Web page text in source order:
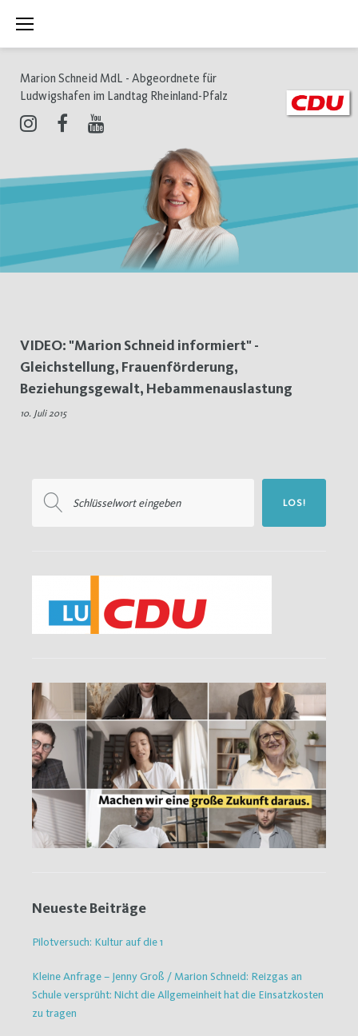
Inhalt
Marion Schneid MdL - Abgeordnete für
Ludwigshafen im Landtag Rheinland-Pfalz
Schlagwort:
Hebammenauslastung
VIDEO: "Marion Schneid informiert" -
Gleichstellung, Frauenförderung,
Beziehungsgewalt, Hebammenauslastung
10. Juli 2015
nach:
LOS!
Neueste Beiträge
Pilotversuch: Kultur auf die 1
Kleine Anfrage – Jenny Groß / Marion Schneid: Reizgas an
Schule versprüht: Nicht die Allgemeinheit hat die Einsatzkosten
zu tragen